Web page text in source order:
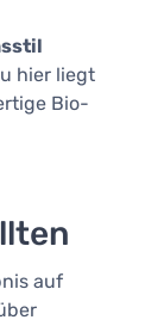
hier liegt
Bio-
auf